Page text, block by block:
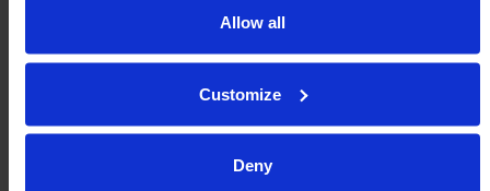
Allow all
Customize
Deny
Fixação com inserção em madeira
Fixação com porcas e arruelas